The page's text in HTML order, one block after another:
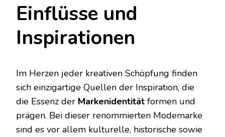
Einflüsse und
Inspirationen
Im Herzen jeder kreativen Schöpfung finden
sich einzigartige Quellen der Inspiration, die
die Essenz der Markenidentität formen und
prägen. Bei dieser renommierten Modemarke
sind es vor allem kulturelle, historische sowie